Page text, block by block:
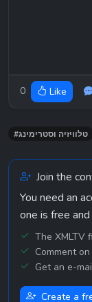
0 Like
#טלוויזיה וסטרימינג
Join the
You need an
one is free
The XMLTV
Comment
Get an e-
Create a